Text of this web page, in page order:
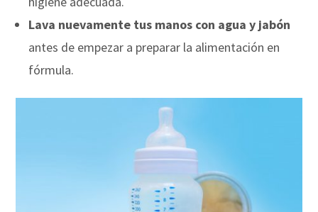
Lava nuevamente tus manos con agua y jabón
antes de empezar a preparar la alimentación en
fórmula.